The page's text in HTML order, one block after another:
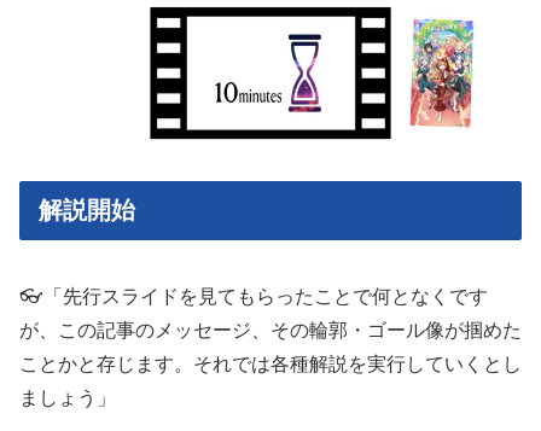
解説開始
👓「先行スライドを見てもらったことで何となくです
が、この記事のメッセージ、その輪郭・ゴール像が掴めた
ことかと存じます。それでは各種解説を実行していくとし
ましょう」